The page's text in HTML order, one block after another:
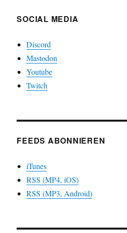
SOCIAL MEDIA
Discord
Mastodon
Youtube
Twitch
FEEDS ABONNIEREN
iTunes
RSS (MP4, iOS)
RSS (MP3, Android)